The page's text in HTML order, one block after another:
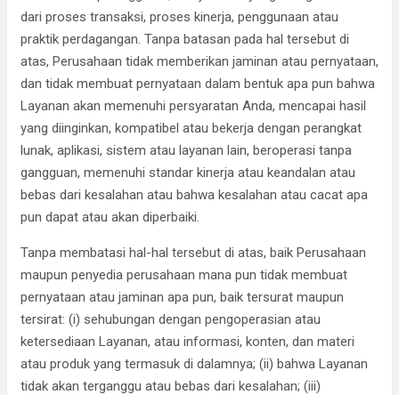
dari proses transaksi, proses kinerja, penggunaan atau
praktik perdagangan. Tanpa batasan pada hal tersebut di
atas, Perusahaan tidak memberikan jaminan atau pernyataan,
dan tidak membuat pernyataan dalam bentuk apa pun bahwa
Layanan akan memenuhi persyaratan Anda, mencapai hasil
yang diinginkan, kompatibel atau bekerja dengan perangkat
lunak, aplikasi, sistem atau layanan lain, beroperasi tanpa
gangguan, memenuhi standar kinerja atau keandalan atau
bebas dari kesalahan atau bahwa kesalahan atau cacat apa
pun dapat atau akan diperbaiki.
Tanpa membatasi hal-hal tersebut di atas, baik Perusahaan
maupun penyedia perusahaan mana pun tidak membuat
pernyataan atau jaminan apa pun, baik tersurat maupun
tersirat: (i) sehubungan dengan pengoperasian atau
ketersediaan Layanan, atau informasi, konten, dan materi
atau produk yang termasuk di dalamnya; (ii) bahwa Layanan
tidak akan terganggu atau bebas dari kesalahan; (iii)